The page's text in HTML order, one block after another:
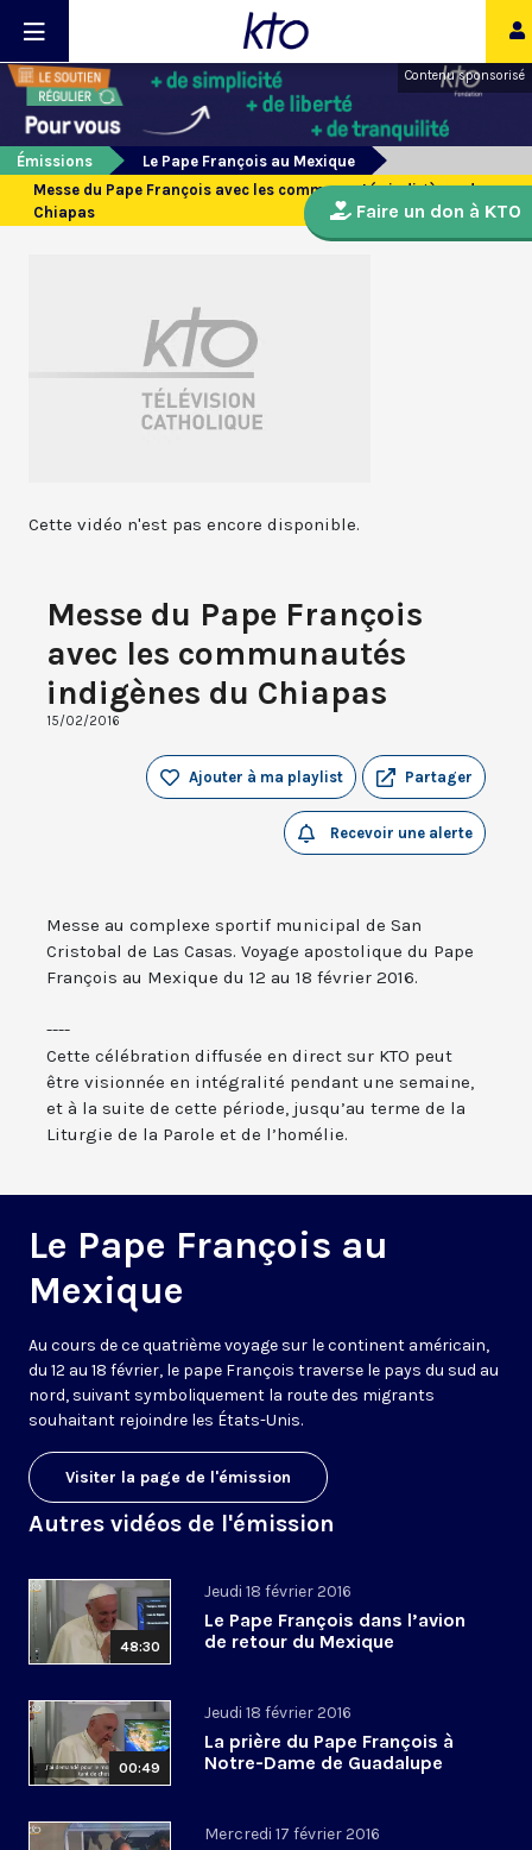
Contenu sponsorisé
Émissions
Le Pape François au Mexique
Messe du Pape François avec les communautés indigènes du
Chiapas
Cette vidéo n'est pas encore disponible.
Messe du Pape François
avec les communautés
indigènes du Chiapas
15/02/2016
Partager
Ajouter à ma playlist
Recevoir une alerte
Messe au complexe sportif municipal de San
Cristobal de Las Casas. Voyage apostolique du Pape
François au Mexique du 12 au 18 février 2016.
----
Cette célébration diffusée en direct sur KTO peut
être visionnée en intégralité pendant une semaine,
et à la suite de cette période, jusqu’au terme de la
Liturgie de la Parole et de l’homélie.
Le Pape François au
Mexique
Au cours de ce quatrième voyage sur le continent américain,
du 12 au 18 février, le pape François traverse le pays du sud au
nord, suivant symboliquement la route des migrants
souhaitant rejoindre les États-Unis.
Visiter la page de l'émission
Autres vidéos de l'émission
48:30
Jeudi 18 février 2016
Le Pape François dans l’avion
de retour du Mexique
00:49
Jeudi 18 février 2016
La prière du Pape François à
Notre-Dame de Guadalupe
Mercredi 17 février 2016
Faire un don à KTO